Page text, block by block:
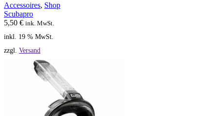
Accessoires, Shop
Scubapro
5,50 € ink. MwSt.
inkl. 19 % MwSt.
zzgl. Versand